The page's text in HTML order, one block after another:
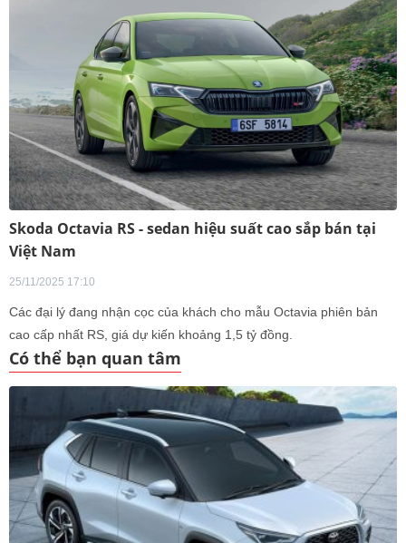
Skoda Octavia RS - sedan hiệu suất cao sắp bán tại
Việt Nam
25/11/2025 17:10
Các đại lý đang nhận cọc của khách cho mẫu Octavia phiên bản
cao cấp nhất RS, giá dự kiến khoảng 1,5 tỷ đồng.
Có thể bạn quan tâm